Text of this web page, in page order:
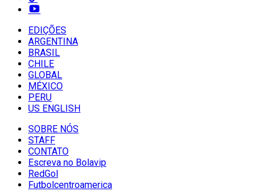
EDIÇÕES
ARGENTINA
BRASIL
CHILE
GLOBAL
MÉXICO
PERU
US ENGLISH
SOBRE NÓS
STAFF
CONTATO
Escreva no Bolavip
RedGol
Futbolcentroamerica